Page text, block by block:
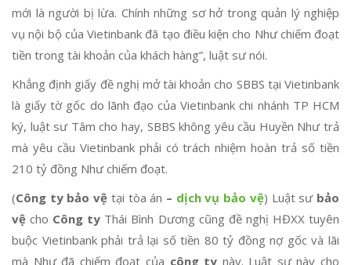
mới là người bị lừa. Chính những sơ hở trong quản lý nghiệp
vụ nội bộ của Vietinbank đã tạo điều kiện cho Như chiếm đoạt
tiền trong tài khoản của khách hàng”, luật sư nói.
Khẳng định giấy đề nghị mở tài khoản cho SBBS tại Vietinbank
là giấy tờ gốc do lãnh đạo của Vietinbank chi nhánh TP HCM
ký, luật sư Tâm cho hay, SBBS không yêu cầu Huyền Như trả
mà yêu cầu Vietinbank phải có trách nhiệm hoàn trả số tiền
210 tỷ đồng Như chiếm đoạt.
(Công ty bảo vệ tại tòa án – dịch vụ bảo vệ) Luật sư bảo
vệ cho Công ty Thái Bình Dương cũng đề nghị HĐXX tuyên
buộc Vietinbank phải trả lại số tiền 80 tỷ đồng nợ gốc và lãi
mà Như đã chiếm đoạt của công ty này. Luật sư này cho